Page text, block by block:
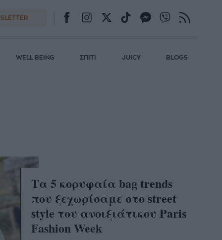
WELL BEING ΣΠΙΤΙ JUICY BLOGS
Τα 5 κορυφαία bag trends
που ξεχωρίσαμε στo street
style του ανοιξιάτικου Paris
Fashion Week